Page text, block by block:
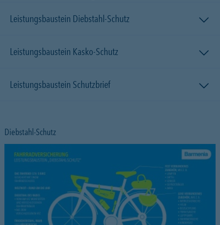
Leistungsbaustein Diebstahl-Schutz
Leistungsbaustein Kasko-Schutz
Leistungsbaustein Schutzbrief
Diebstahl-Schutz